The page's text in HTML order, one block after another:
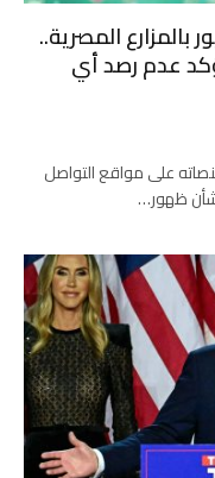
المصرية..
عدم رصد أي
على مواقع التواصل
ظهور…